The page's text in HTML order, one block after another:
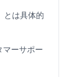
とは具体的
ーサポー